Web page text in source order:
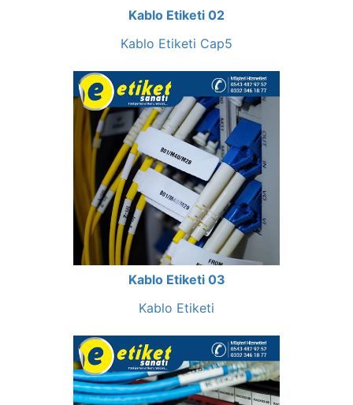
Kablo Etiketi 02
Kablo Etiketi Cap5
Kablo Etiketi 03
Kablo Etiketi